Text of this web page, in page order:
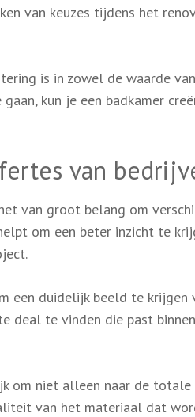
van keuzes tijdens het
is in zowel de waarde
kun je een badkamer
van
van groot belang om
om een beter inzicht te
duidelijk beeld te krijgen
deal te vinden die past
om niet alleen naar de totale
van het materiaal dat